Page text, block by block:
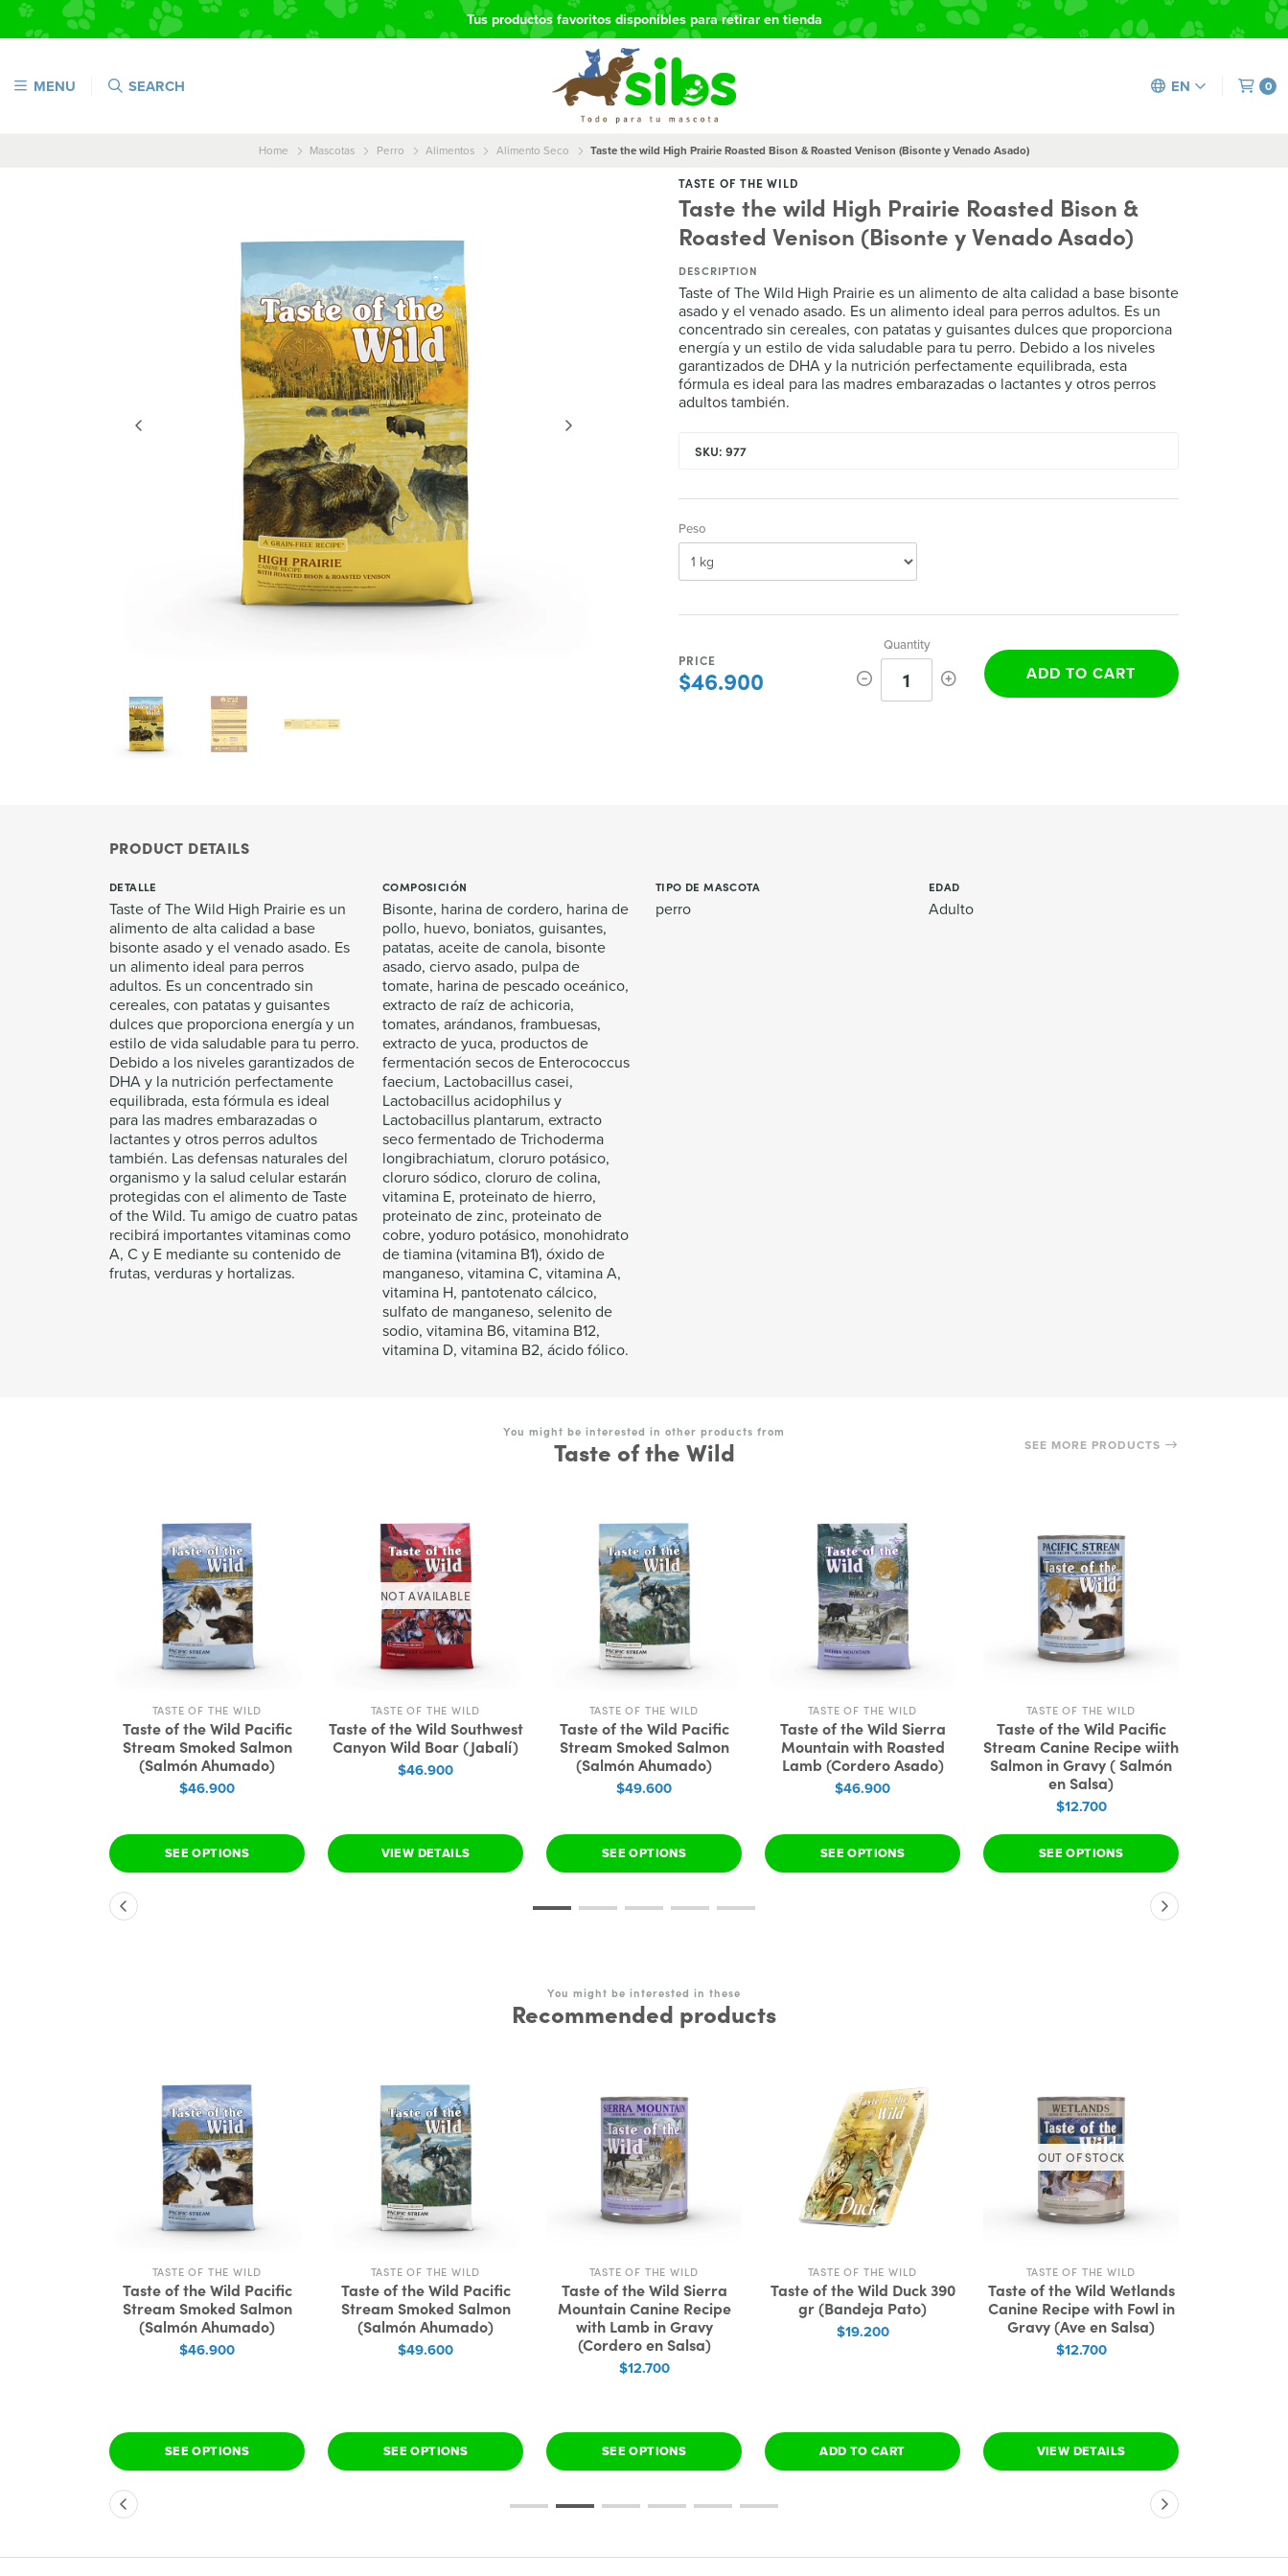
MENU SEARCH EN 0
Tus productos favoritos disponibles para retirar en tienda
Home Mascotas Perro Alimentos Alimento Seco Taste the wild High Prairie Roasted Bison & Roasted Venison (Bisonte y Venado Asado)
TASTE OF THE WILD
Taste the wild High Prairie Roasted Bison &
Roasted Venison (Bisonte y Venado Asado)
DESCRIPTION
Taste of The Wild High Prairie es un alimento de alta calidad a base bisonte
asado y el venado asado. Es un alimento ideal para perros adultos. Es un
concentrado sin cereales, con patatas y guisantes dulces que proporciona
energía y un estilo de vida saludable para tu perro. Debido a los niveles
garantizados de DHA y la nutrición perfectamente equilibrada, esta
fórmula es ideal para las madres embarazadas o lactantes y otros perros
adultos también.
SKU: 977
Peso
PRICE
$46.900
Quantity
1 ADD TO CART
PRODUCT DETAILS
DETALLE
Taste of The Wild High Prairie es un
alimento de alta calidad a base
bisonte asado y el venado asado. Es
un alimento ideal para perros
adultos. Es un concentrado sin
cereales, con patatas y guisantes
dulces que proporciona energía y un
estilo de vida saludable para tu perro.
Debido a los niveles garantizados de
DHA y la nutrición perfectamente
equilibrada, esta fórmula es ideal
para las madres embarazadas o
lactantes y otros perros adultos
también. Las defensas naturales del
organismo y la salud celular estarán
protegidas con el alimento de Taste
of the Wild. Tu amigo de cuatro patas
recibirá importantes vitaminas como
A, C y E mediante su contenido de
frutas, verduras y hortalizas.
COMPOSICIÓN
Bisonte, harina de cordero, harina de
pollo, huevo, boniatos, guisantes,
patatas, aceite de canola, bisonte
asado, ciervo asado, pulpa de
tomate, harina de pescado oceánico,
extracto de raíz de achicoria,
tomates, arándanos, frambuesas,
extracto de yuca, productos de
fermentación secos de Enterococcus
faecium, Lactobacillus casei,
Lactobacillus acidophilus y
Lactobacillus plantarum, extracto
seco fermentado de Trichoderma
longibrachiatum, cloruro potásico,
cloruro sódico, cloruro de colina,
vitamina E, proteinato de hierro,
proteinato de zinc, proteinato de
cobre, yoduro potásico, monohidrato
de tiamina (vitamina B1), óxido de
manganeso, vitamina C, vitamina A,
vitamina H, pantotenato cálcico,
sulfato de manganeso, selenito de
sodio, vitamina B6, vitamina B12,
vitamina D, vitamina B2, ácido fólico.
TIPO DE MASCOTA
perro
EDAD
Adulto
You might be interested in other products from
Taste of the Wild SEE MORE PRODUCTS
TASTE OF THE WILD
Taste of the Wild Pacific
Stream Smoked Salmon
(Salmón Ahumado)
$46.900
SEE OPTIONS
NOT AVAILABLE
TASTE OF THE WILD
Taste of the Wild Southwest
Canyon Wild Boar (Jabalí)
$46.900
VIEW DETAILS
TASTE OF THE WILD
Taste of the Wild Pacific
Stream Smoked Salmon
(Salmón Ahumado)
$49.600
SEE OPTIONS
TASTE OF THE WILD
Taste of the Wild Sierra
Mountain with Roasted
Lamb (Cordero Asado)
$46.900
SEE OPTIONS
TASTE OF THE WILD
Taste of the Wild Pacific
Stream Canine Recipe wiith
Salmon in Gravy ( Salmón
en Salsa)
$12.700
SEE OPTIONS
You might be interested in these
Recommended products
TASTE OF THE WILD
Taste of the Wild Pacific
Stream Smoked Salmon
(Salmón Ahumado)
$46.900
SEE OPTIONS
TASTE OF THE WILD
Taste of the Wild Pacific
Stream Smoked Salmon
(Salmón Ahumado)
$49.600
SEE OPTIONS
TASTE OF THE WILD
Taste of the Wild Sierra
Mountain Canine Recipe
with Lamb in Gravy
(Cordero en Salsa)
$12.700
SEE OPTIONS
TASTE OF THE WILD
Taste of the Wild Duck 390
gr (Bandeja Pato)
$19.200
ADD TO CART
OUT OF STOCK
TASTE OF THE WILD
Taste of the Wild Wetlands
Canine Recipe with Fowl in
Gravy (Ave en Salsa)
$12.700
VIEW DETAILS